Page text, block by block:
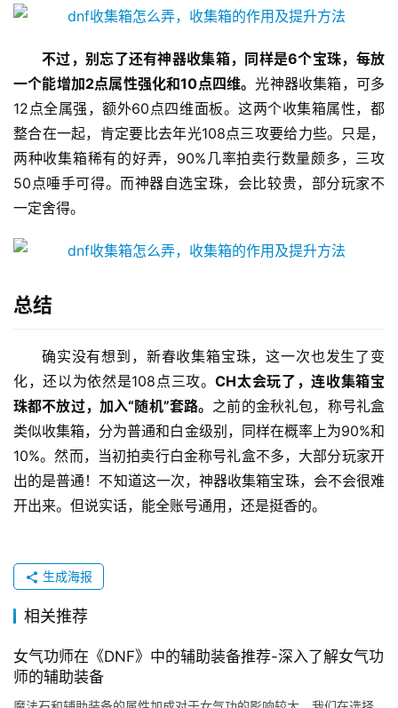
不过，别忘了还有神器收集箱，同样是6个宝珠，每放
一个能增加2点属性强化和10点四维。光神器收集箱，可多
12点全属强，额外60点四维面板。这两个收集箱属性，都
整合在一起，肯定要比去年光108点三攻要给力些。只是，
两种收集箱稀有的好弄，90%几率拍卖行数量颇多，三攻
50点唾手可得。而神器自选宝珠，会比较贵，部分玩家不
一定舍得。
总结
确实没有想到，新春收集箱宝珠，这一次也发生了变
化，还以为依然是108点三攻。CH太会玩了，连收集箱宝
珠都不放过，加入“随机”套路。 之前的金秋礼包，称号礼盒
类似收集箱，分为普通和白金级别，同样在概率上为90%和
10%。然而，当初拍卖行白金称号礼盒不多，大部分玩家开
出的是普通！不知道这一次，神器收集箱宝珠，会不会很难
开出来。但说实话，能全账号通用，还是挺香的。
生成海报
相关推荐
女气功师在《DNF》中的辅助装备推荐-深入了解女气功
师的辅助装备